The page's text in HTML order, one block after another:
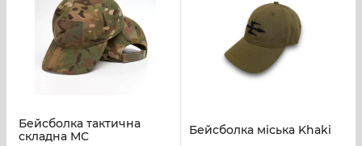
Бейсболка тактична
складна MC
Бейсболка міська Khaki